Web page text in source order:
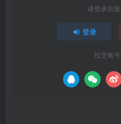
请登录后
登录
社交账